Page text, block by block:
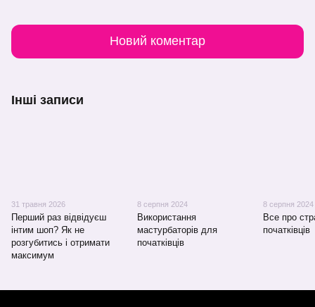
Новий коментар
Інші записи
31 травня 2026
Перший раз відвідуєш
інтим шоп? Як не
розгубитись і отримати
максимум
8 серпня 2024
Використання
мастурбаторів для
початківців
8 серпня 2024
Все про
початківців